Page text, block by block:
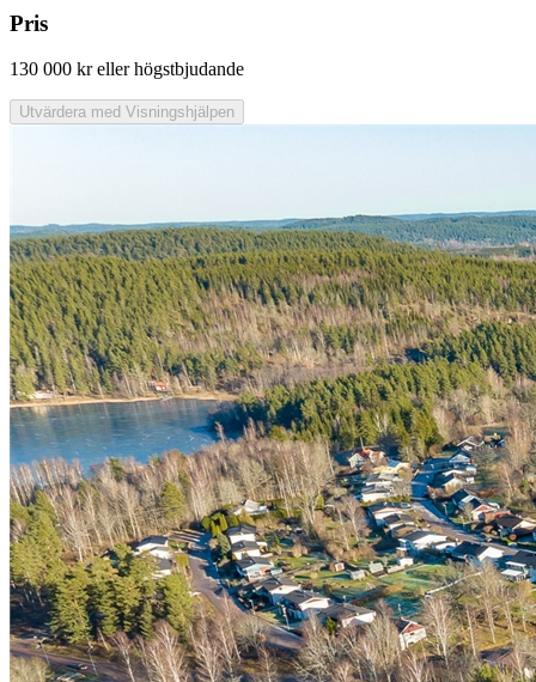
Pris
130 000 kr eller högstbjudande
Utvärdera med Visningshjälpen